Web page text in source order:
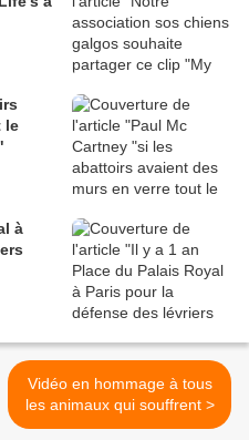
le
à
Vidéo en hommage à tous
les animaux qui souffrent >